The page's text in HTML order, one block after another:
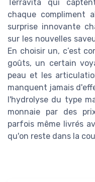
Terravita qui
chaque compliment
surprise innovante
sur les nouvelles
En choisir un, c’est
goûts, un certain
peau et les
manquent jamais
l'hydrolyse du type
monnaie par des
parfois même livrés
qu'on reste dans la